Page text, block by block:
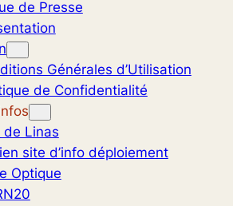
de Presse
Générales d’Utilisation
de Confidentialité
de Linas
site d’info déploiement
Optique